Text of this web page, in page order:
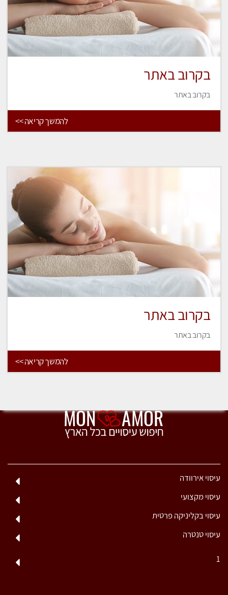
בקרוב באתר
בקרוב באתר
להמשך קריאה >>
בקרוב באתר
בקרוב באתר
להמשך קריאה >>
עיסוי אירוודה
עיסוי מקצועי
עיסוי בקליניקה פרטית
עיסוי טנטרה
1